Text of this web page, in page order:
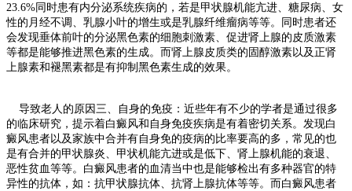
23.6%同时患有内分泌系统疾病的，若是甲状腺机能亢进、糖尿病、女
性的月经不调、乳腺小叶的增生或是乳腺纤维瘤病等等。同时患者还
会发现垂体前叶的分泌黑色素的细胞刺激素、促进肾上腺的皮质激素
等都是能够推进黑色素的生成。而肾上腺皮质类的固醇激素以及正肾
上腺素和褪黑素都是有抑制黑色素生成的效果。
导致老人的原因三、自身的免疫：近些年有不少的学者是通过很多
的临床研究，提示着白癜风和自身免疫疾病是有着密切关系。发现白
癜风患者以及家族中合并有自身免的疫病的比率要高的多，常见的也
是有合并的甲状腺炎、甲状机能亢进或是低下、肾上腺机能的衰退、
恶性贫血等等。白癜风患者的血清当中也是能够检出有多种器官的特
异性的抗体，如：抗甲状腺抗体、抗肾上腺抗体等等。而白癜风患者